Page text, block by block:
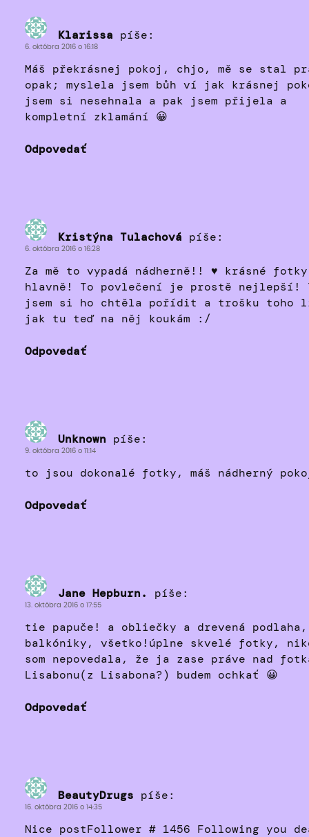
Klarissa píše:
6. októbra 2016 o 16:18
Máš překrásnej pokoj, chjo, mě se stal
opak; myslela jsem bůh ví jak krásnej
jsem si nesehnala a pak jsem přijela a
kompletní zklamání 😀
Odpovedať
Kristýna Tulachová píše:
6. októbra 2016 o 16:28
Za mě to vypadá nádherně!! ♥ krásné
hlavně! To povlečení je prostě nejlepší!
jsem si ho chtěla pořídit a trošku
jak tu teď na něj koukám :/
Odpovedať
Unknown píše:
9. októbra 2016 o 11:14
to jsou dokonalé fotky, máš nádherný
Odpovedať
Jane Hepburn. píše:
13. októbra 2016 o 17:55
tie papuče! a obliečky a drevená podlaha,
balkóniky, všetko!úplne skvelé fotky,
som nepovedala, že ja zase práve nad
Lisabonu(z Lisabona?) budem ochkať 😀
Odpovedať
BeautyDrugs píše:
16. októbra 2016 o 14:35
Nice postFollower # 1456 Following you